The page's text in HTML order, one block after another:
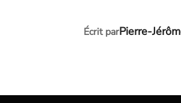
AUTEUR DE LA
Écrit parPierre-